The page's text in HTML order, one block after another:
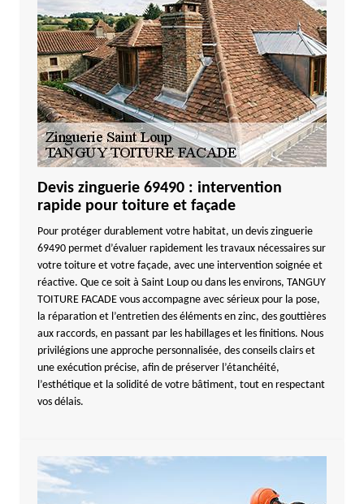
Devis zinguerie 69490 : intervention
rapide pour toiture et façade
Pour protéger durablement votre habitat, un devis zinguerie
69490 permet d’évaluer rapidement les travaux nécessaires sur
votre toiture et votre façade, avec une intervention soignée et
réactive. Que ce soit à Saint Loup ou dans les environs, TANGUY
TOITURE FACADE vous accompagne avec sérieux pour la pose,
la réparation et l’entretien des éléments en zinc, des gouttières
aux raccords, en passant par les habillages et les finitions. Nous
privilégions une approche personnalisée, des conseils clairs et
une exécution précise, afin de préserver l’étanchéité,
l’esthétique et la solidité de votre bâtiment, tout en respectant
vos délais.